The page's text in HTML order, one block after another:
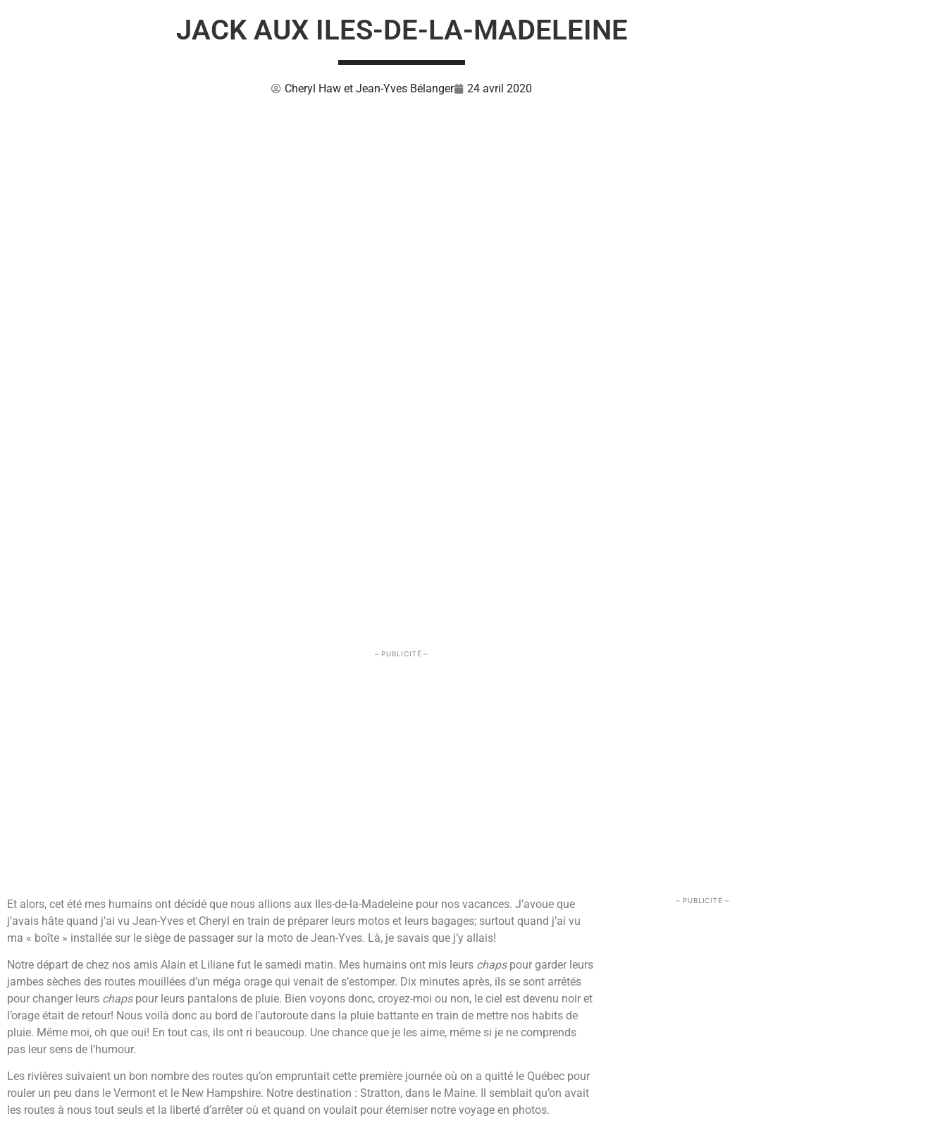
JACK AUX ILES-DE-LA-MADELEINE
Cheryl Haw et Jean-Yves Bélanger 24 avril 2020
– PUBLICITÉ –
Et alors, cet été mes humains ont décidé que nous allions aux Iles-de-la-Madeleine pour nos vacances. J’avoue que
j’avais hâte quand j’ai vu Jean-Yves et Cheryl en train de préparer leurs motos et leurs bagages; surtout quand j’ai vu
ma « boîte » installée sur le siège de passager sur la moto de Jean-Yves. Là, je savais que j’y allais!
Notre départ de chez nos amis Alain et Liliane fut le samedi matin. Mes humains ont mis leurs chapspour garder leurs
jambes sèches des routes mouillées d’un méga orage qui venait de s’estomper. Dix minutes après, ils se sont arrêtés
pour changer leurs chapspour leurs pantalons de pluie. Bien voyons donc, croyez-moi ou non, le ciel est devenu noir et
l’orage était de retour! Nous voilà donc au bord de l’autoroute dans la pluie battante en train de mettre nos habits de
pluie. Même moi, oh que oui! En tout cas, ils ont ri beaucoup. Une chance que je les aime, même si je ne comprends
pas leur sens de l’humour.
Les rivières suivaient un bon nombre des routes qu’on empruntait cette première journée où on a quitté le Québec pour
rouler un peu dans le Vermont et le New Hampshire. Notre destination : Stratton, dans le Maine. Il semblait qu’on avait
les routes à nous tout seuls et la liberté d’arrêter où et quand on voulait pour éterniser notre voyage en photos.
– PUBLICITÉ –